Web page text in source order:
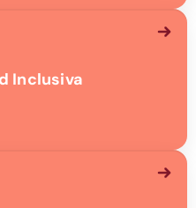
Inclusiva